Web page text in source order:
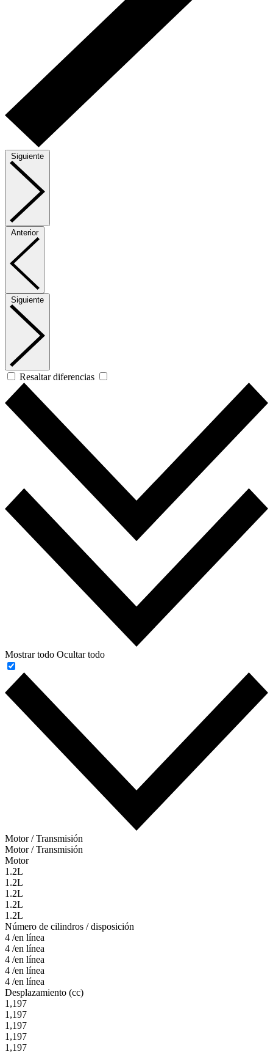
Siguiente
Anterior
Siguiente
Resaltar diferencias
Mostrar todo Ocultar todo
Motor / Transmisión
Motor / Transmisión
Motor
1.2L
1.2L
1.2L
1.2L
1.2L
Número de cilindros / disposición
4 /en línea
4 /en línea
4 /en línea
4 /en línea
4 /en línea
Desplazamiento (cc)
1,197
1,197
1,197
1,197
1,197